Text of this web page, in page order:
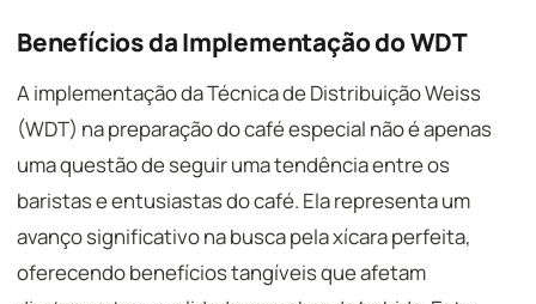
Benefícios da Implementação do WDT
A implementação da Técnica de Distribuição Weiss
(WDT) na preparação do café especial não é apenas
uma questão de seguir uma tendência entre os
baristas e entusiastas do café. Ela representa um
avanço significativo na busca pela xícara perfeita,
oferecendo benefícios tangíveis que afetam